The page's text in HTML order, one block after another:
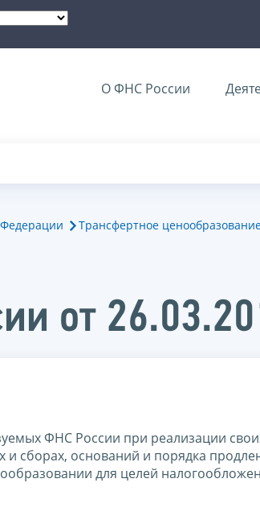
О ФНС России
Трансфертное
от
ФНС России при реализации
и сборах, оснований и порядка
для целей